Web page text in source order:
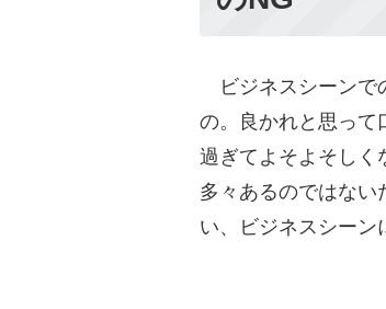
ビジネスシーンで
の。良かれと思って
過ぎてよそよそしく
多々あるのではな
い、ビジネスシーン